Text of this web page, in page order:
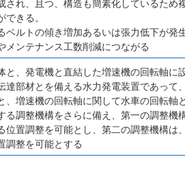
され、且つ、構造も簡素化しているため
きる。
ベルトの傾き増加あるいは張力低下が発
メンテナンス工数削減につながる
、発電機と直結した増速機の回転軸に
部材とを備える水力発電装置であって
増速機の回転軸に関して水車の回転軸
調整機構をさらに備え、第一の調整機
位置調整を可能とし、第二の調整機構は
調整を可能とする